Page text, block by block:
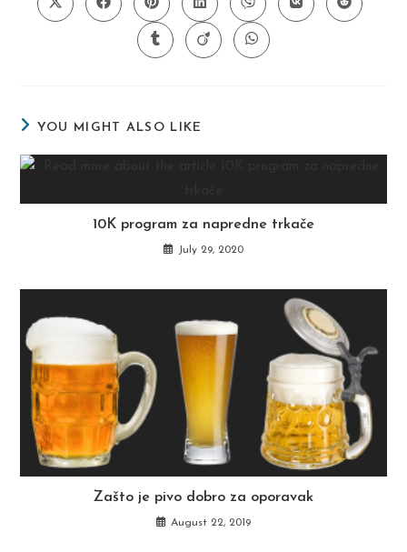
Opens
in
Opens
in
Opens
in
a
new
window
Opens
in
a
new
window
Opens
in
a
new
window
Opens
in
Opens
in
Opens
in
Opens
in
Opens
in
YOU MIGHT ALSO LIKE
10K program za napredne trkače
July 29, 2020
Zašto je pivo dobro za oporavak
August 22, 2019